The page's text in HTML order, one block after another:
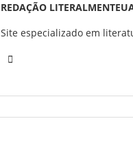
REDAÇÃO
Site especializado em